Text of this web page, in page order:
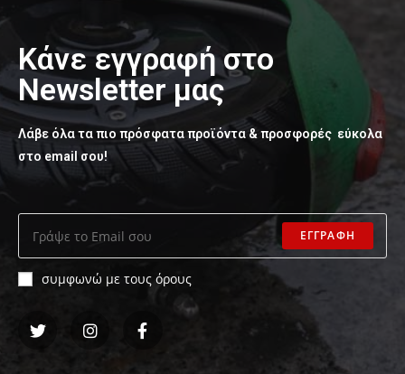
Κάνε εγγραφή στο
Newsletter μας
Λάβε όλα τα πιο πρόσφατα προϊόντα & προσφορές εύκολα
στο email σου!
ΕΓΓΡΑΦΗ
συμφωνώ με τους όρους